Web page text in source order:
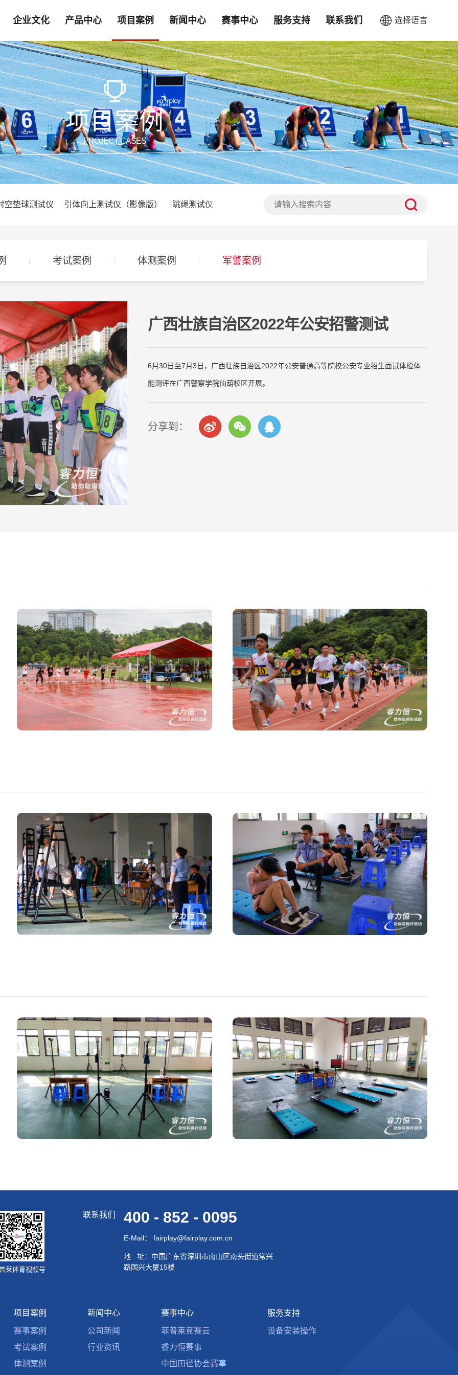
选择语言
CN
EN
企业文化 产品中心 项目案例 新闻中心 赛事中心 服务支持 联系我们
项目案例
PROJECT CASES
空垫球测试仪 引体向上测试仪（影像版） 跳绳测试仪 超声风速测量显示系统
考试案例 体测案例 军警案例
广西壮族自治区2022年公安招警测试
6月30日至7月3日，广西壮族自治区2022年公安普通高等院校公安专业招生面试体检体
能测评在广西警察学院仙葫校区开展。
分享到：
莱体育视频号
联系我们 400 - 852 - 0095
E-Mail： fairplay@fairplay.com.cn
地 址：中国广东省深圳市南山区南头街道常兴
路国兴大厦15楼
项目案例
赛事案例
考试案例
体测案例
新闻中心
公司新闻
行业资讯
赛事中心
菲普莱竞赛云
睿力恒赛事
中国田径协会赛事
服务支持
设备安装操作